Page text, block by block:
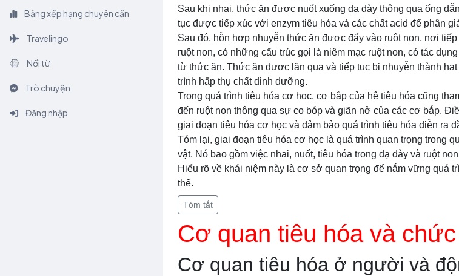
Bảng xếp hạng chuyên cần
Travelingo
Nối từ
Trò chuyện
Đăng nhập
Sau khi nhai, thức ăn được nuốt xuống dạ dày thông qua ống
tục được tiếp xúc với enzym tiêu hóa và các chất acid để phân
Sau đó, hỗn hợp nhuyễn thức ăn được đẩy vào ruột non, nơi
ruột non, có những cấu trúc gọi là niêm mạc ruột non, có tác
từ thức ăn. Thức ăn được lăn qua và tiếp tục bị nhuyễn thành
trình hấp thụ chất dinh dưỡng.
Trong quá trình tiêu hóa cơ học, cơ bắp của hệ tiêu hóa cũng
đến ruột non thông qua sự co bóp và giãn nở của các cơ bắp.
giai đoạn tiêu hóa cơ học và đảm bảo quá trình tiêu hóa diễn ra
Tóm lại, giai đoạn tiêu hóa cơ học là quá trình quan trọng trong
vật. Nó bao gồm việc nhai, nuốt, tiêu hóa trong dạ dày và ruột
Hiểu rõ về khái niệm này là cơ sở quan trọng để nắm vững quá
thể.
Tóm tắt
Cơ quan tiêu hóa và
Cơ quan tiêu hóa ở người và